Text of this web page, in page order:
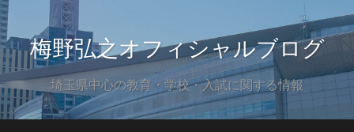
梅野弘之オフィシャルブログ
埼玉県中心の教育・学校・入試に関する情報